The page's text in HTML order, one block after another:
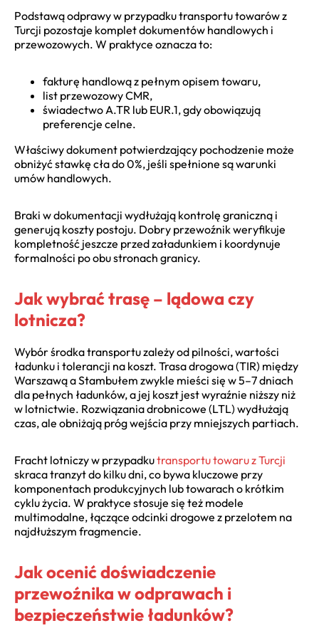
Podstawą odprawy w przypadku transportu towarów z
Turcji pozostaje komplet dokumentów handlowych i
przewozowych. W praktyce oznacza to:
fakturę handlową z pełnym opisem towaru,
list przewozowy CMR,
świadectwo A.TR lub EUR.1, gdy obowiązują
preferencje celne.
Właściwy dokument potwierdzający pochodzenie może
obniżyć stawkę cła do 0%, jeśli spełnione są warunki
umów handlowych.
Braki w dokumentacji wydłużają kontrolę graniczną i
generują koszty postoju. Dobry przewoźnik weryfikuje
kompletność jeszcze przed załadunkiem i koordynuje
formalności po obu stronach granicy.
Jak wybrać trasę – lądowa czy
lotnicza?
Wybór środka transportu zależy od pilności, wartości
ładunku i tolerancji na koszt. Trasa drogowa (TIR) między
Warszawą a Stambułem zwykle mieści się w 5–7 dniach
dla pełnych ładunków, a jej koszt jest wyraźnie niższy niż
w lotnictwie. Rozwiązania drobnicowe (LTL) wydłużają
czas, ale obniżają próg wejścia przy mniejszych partiach.
Fracht lotniczy w przypadkutransportu towaru z Turcji
skraca tranzyt do kilku dni, co bywa kluczowe przy
komponentach produkcyjnych lub towarach o krótkim
cyklu życia. W praktyce stosuje się też modele
multimodalne, łączące odcinki drogowe z przelotem na
najdłuższym fragmencie.
Jak ocenić doświadczenie
przewoźnika w odprawach i
bezpieczeństwie ładunków?